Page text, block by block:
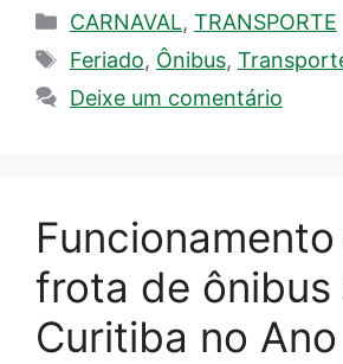
Categorias
CARNAVAL, TRANSPORTE
Tags
Feriado, Ônibus,
Deixe um comentário
frota de ônibus
Curitiba no